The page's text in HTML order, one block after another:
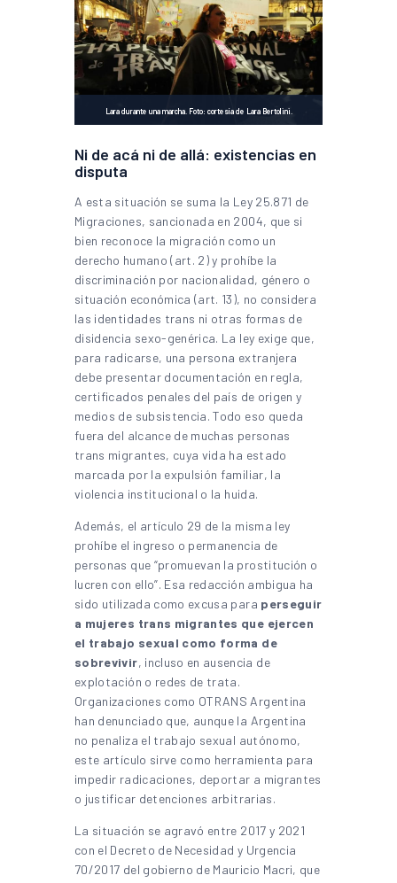
Lara durante una marcha. Foto: cortesía de Lara Bertolini.
Ni de acá ni de allá: existencias en
disputa
A esta situación se suma la Ley 25.871 de
Migraciones, sancionada en 2004, que si
bien reconoce la migración como un
derecho humano (art. 2) y prohíbe la
discriminación por nacionalidad, género o
situación económica (art. 13), no considera
las identidades trans ni otras formas de
disidencia sexo-genérica. La ley exige que,
para radicarse, una persona extranjera
debe presentar documentación en regla,
certificados penales del país de origen y
medios de subsistencia. Todo eso queda
fuera del alcance de muchas personas
trans migrantes, cuya vida ha estado
marcada por la expulsión familiar, la
violencia institucional o la huida.
Además, el artículo 29 de la misma ley
prohíbe el ingreso o permanencia de
personas que “promuevan la prostitución o
lucren con ello”. Esa redacción ambigua ha
sido utilizada como excusa para perseguir
a mujeres trans migrantes que ejercen
el trabajo sexual como forma de
sobrevivir, incluso en ausencia de
explotación o redes de trata.
Organizaciones como OTRANS Argentina
han denunciado que, aunque la Argentina
no penaliza el trabajo sexual autónomo,
este artículo sirve como herramienta para
impedir radicaciones, deportar a migrantes
o justificar detenciones arbitrarias.
La situación se agravó entre 2017 y 2021
con el Decreto de Necesidad y Urgencia
70/2017 del gobierno de Mauricio Macri, que